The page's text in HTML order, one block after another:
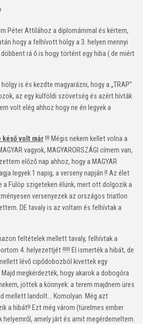
Péter Attilához a diplomámmal és kértem,
hogy a felhívott hölgy a 3. helyen mennyi
rá ő is hogy történt egy hiba ( de miért
is és kezdte magyarázni, hogy a „TRAP”
az egy külföldi szövetség és azért hívták
volt elég ahhoz hogy ne én legyek a
késő volt már!!! Mégis nekem kellet volna a
vagyok, MAGYARORSZÁGI címem van,
előző nap ahhoz, hogy a MAGYAR
legyek 1 napig, a verseny napján !! Az élet
a Fülöp szigeteken élünk, mert ott dolgozik a
versenyezek az országos triatlon
DE tavaly is az voltam és felhívtak a
feltételek mellett tavaly, felhívtak a
4. helyezettjét !!!!! El ismerték a hibát, de
lévő cipődobozból kivettek egy
megkérdezték, hogy akarok a dobogóra
jöttek a könnyek: a terem majdnem üres
mellett landolt… Komolyan. Még azt
a hibát!! Ezt még várom (türelmes ember
helyemről, amely járt és amit megérdemeltem.